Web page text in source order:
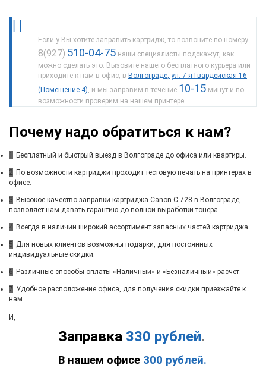
Если у Вы хотите заправить картридж, то позвоните по номеру
8(927) 510-04-75 наши специалисты подскажут, как
можно сделать это. Вызовите нашего бесплатного курьера или
приходите к нам в офис, в Волгограде, ул. 7-я Гвардейская 16
(Помещение 4) , и мы заправим в течение 10-15 минут и по
возможности проверим на нашем принтере.
Почему надо обратиться к нам?
1 Бесплатный и быстрый выезд в Волгограде до офиса или квартиры.
2 По возможности картриджи проходит тестовую печать на принтерах в
офисе.
3 Высокое качество заправки картриджа Canon C-728 в Волгограде,
позволяет нам давать гарантию до полной выработки тонера.
4 Всегда в наличии широкий ассортимент запасных частей картриджа.
5 Для новых клиентов возможны подарки, для постоянных
индивидуальные скидки.
6 Различные способы оплаты «Наличный» и «Безналичный» расчет.
7 Удобное расположение офиса, для получения скидки приезжайте к
нам.
Заправка 330 рублей.
В нашем офисе 300 рублей.
И,